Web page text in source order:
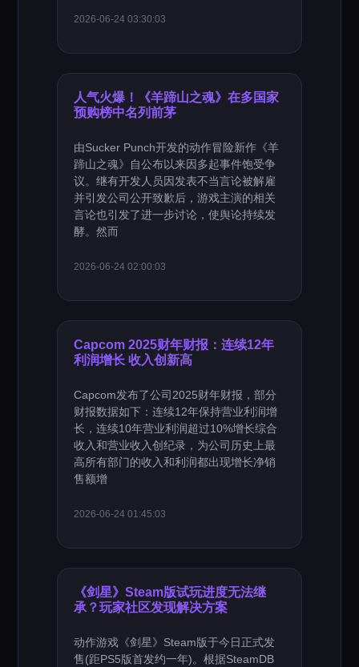
2026-06-24 03:30:03
人气火爆！《羊蹄山之魂》在多国家
预购榜中名列前茅
由Sucker Punch开发的动作冒险新作《羊
蹄山之魂》自公布以来因多起事件饱受争
议。继有开发人员因发表不当言论被解雇
并引发公司公开致歉后，游戏主演的相关
言论也引发了进一步讨论，使舆论持续发
酵。然而
2026-06-24 02:00:03
Capcom 2025财年财报：连续12年
利润增长 收入创新高
Capcom发布了公司2025财年财报，部分
财报数据如下：连续12年保持营业利润增
长，连续10年营业利润超过10%增长综合
收入和营业收入创纪录，为公司历史上最
高所有部门的收入和利润都出现增长净销
售额增
2026-06-24 01:45:03
《剑星》Steam版试玩进度无法继
承？玩家社区发现解决方案
动作游戏《剑星》Steam版于今日正式发
售(距PS5版首发约一年)。根据SteamDB